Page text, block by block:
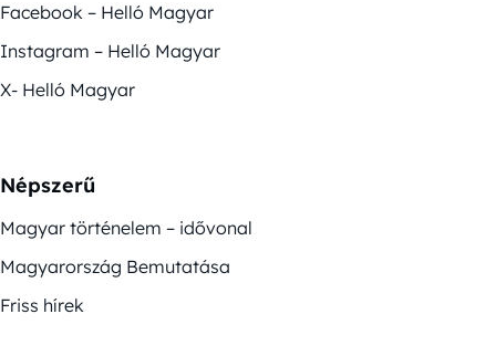
Facebook – Helló Magyar
Instagram – Helló Magyar
X- Helló Magyar
Népszerű
Magyar történelem – idővonal
Magyarország Bemutatása
Friss hírek